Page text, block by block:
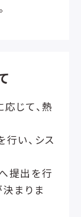
じて、熱
い、シス
提出を行
まりま